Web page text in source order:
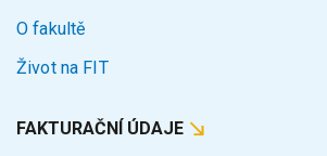
O fakultě
Život na FIT
FAKTURAČNÍ ÚDAJE